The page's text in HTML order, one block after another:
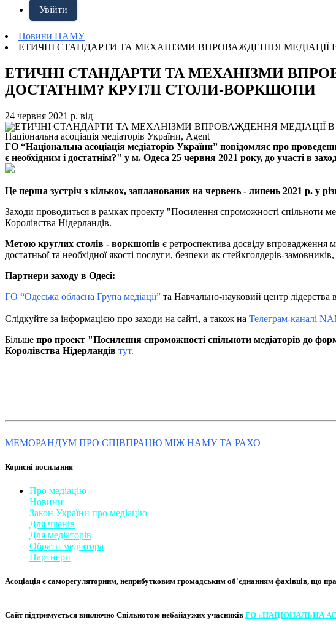
Увійти
Новини НАМУ
ЕТИЧНІ СТАНДАРТИ ТА МЕХАНІЗМИ ВПРОВАЖДЕННЯ МЕДІАЦІЇ
ЕТИЧНІ СТАНДАРТИ ТА МЕХАНІЗМИ
ДОСТАТНІМ? КРУГЛІ СТОЛИ-ВОРКШОПИ
24 червня 2021 р. від
Національна асоціація медіаторів України, Agent
ГО “Національна асоціація медіаторів України” повідомляє про
є необхідним і достатнім?" у м. Одеса 25 червня 2021 року, до участі в
Це перша зустріч з кількох, запланованих на червень - липень 2021 р. у
Заходи проводиться в рамках проекту "Посилення спроможності спільноти
Королівства Нідерландів.
Метою круглих столів - воркшопів є ретроспектива досвіду впровадження
достатньої та необхідної якості послуги, безпеки як стейкголдерів-
Партнери заходу в Одесі:
ГО “Одеська обласна Група медіації” та Навчально-науковий центр лідерства
Слідкуйте за інформацією про заходи на сайті, а також на Телеграм-каналі
Більше про проект "Посилення спроможності спільноти медіаторів до
Королівства Нідерландів тут.
МЕМОРАНДУМ ПРО СПІВПРАЦЮ МІЖ НАМУ ТА РАХО
Корисні посилання
Про медіацію
Новини
Закон України про медіаці​ю
Для членів
Для медіаторів
Обрати медіатора
Партнери
Асоціація є саморегуляторним, неприбутковим громадським об'єднанням фахівців, що
Сайт підтримується виключно Спільнотою небайдужих учасників ГО «НАЦІОНАЛЬНА